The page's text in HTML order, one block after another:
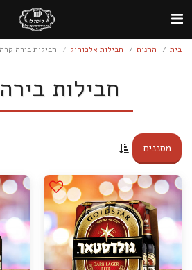
בית החנות חבילות אלכוהול חבילות בירה קרה
חבילות
מסננים